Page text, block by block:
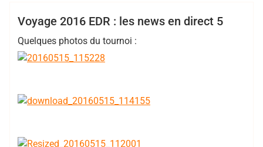
Club EDR
Voyage 2016 EDR : les news en direct 5
Quelques photos du tournoi :